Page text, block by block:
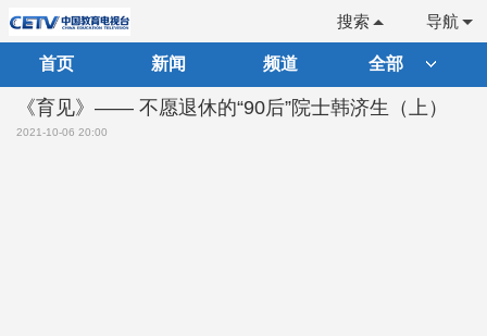
导航
搜索
首页 新闻 频道 全部
《育见》—— 不愿退休的“90后”院士韩济生（上）
2021-10-06 20:00